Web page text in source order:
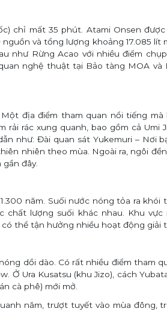
chỉ mất 35 phút. Atami Onsen
và tổng lượng khoảng 17.085 lít
như Rừng Acao với nhiều điểm
nghệ thuật tại Bảo tàng MOA và
địa điểm tham quan nổi tiếng
rác xung quanh, bao gồm cả Umi
như: Đài quan sát Yukemuri – Nơi
nhiên theo mùa. Ngoài ra, ngôi
đây.
năm. Suối nước nóng tỏa ra
chất lượng suối khác nhau. Khu
thể tận hưởng nhiều hoạt động giải
dồi dào. Có rất nhiều điểm tham
Ở Ura Kusatsu (khu Jizo), cách
cà phê) mới mở.
năm, trượt tuyết vào mùa đông,